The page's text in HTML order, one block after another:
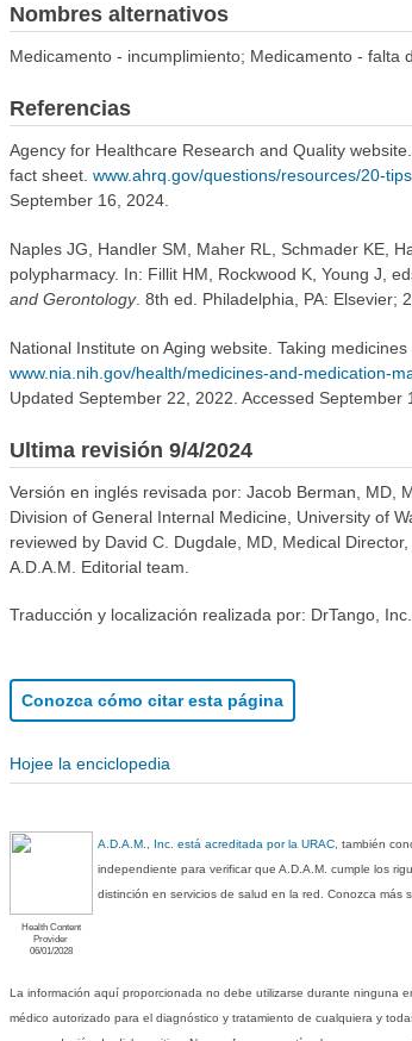
Nombres alternativos
Medicamento - incumplimiento; Medicamento - falta
Referencias
Agency for Healthcare Research and Quality
fact sheet. www.ahrq.gov/questions/resources/20-
September 16, 2024.
Naples JG, Handler SM, Maher RL, Schmader KE,
polypharmacy. In: Fillit HM, Rockwood K, Young J,
and Gerontology. 8th ed. Philadelphia, PA: Elsevier;
National Institute on Aging website. Taking medicines
www.nia.nih.gov/health/medicines-and-medication-
Updated September 22, 2022. Accessed September
Ultima revisión 9/4/2024
Versión en inglés revisada por: Jacob Berman, MD,
Division of General Internal Medicine, University of
reviewed by David C. Dugdale, MD, Medical
A.D.A.M. Editorial team.
Traducción y localización realizada por: DrTango, Inc.
Conozca cómo citar esta página
Hojee la enciclopedia
Health Content
Provider
06/01/2028
A.D.A.M., Inc. está acreditada por la URAC , también
independiente para verificar que A.D.A.M. cumple los
distinción en servicios de salud en la red. Conozca más
La información aquí proporcionada no debe utilizarse durante ninguna
médico autorizado para el diagnóstico y tratamiento de cualquiera y